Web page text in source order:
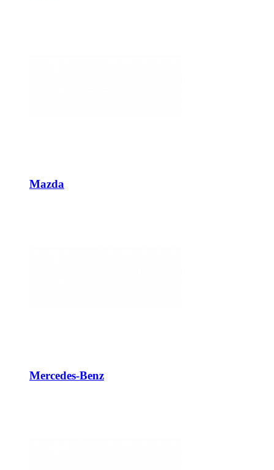
Mazda
Mercedes-Benz